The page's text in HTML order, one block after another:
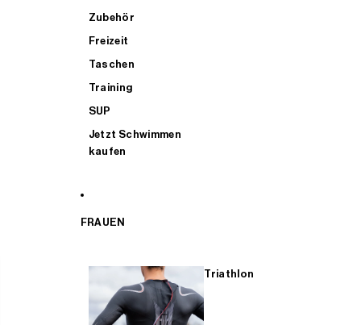
Zubehör
Freizeit
Taschen
Training
SUP
Jetzt Schwimmen
kaufen
FRAUEN
Triathlon